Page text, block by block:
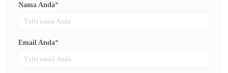
Nama Anda*
Email Anda*